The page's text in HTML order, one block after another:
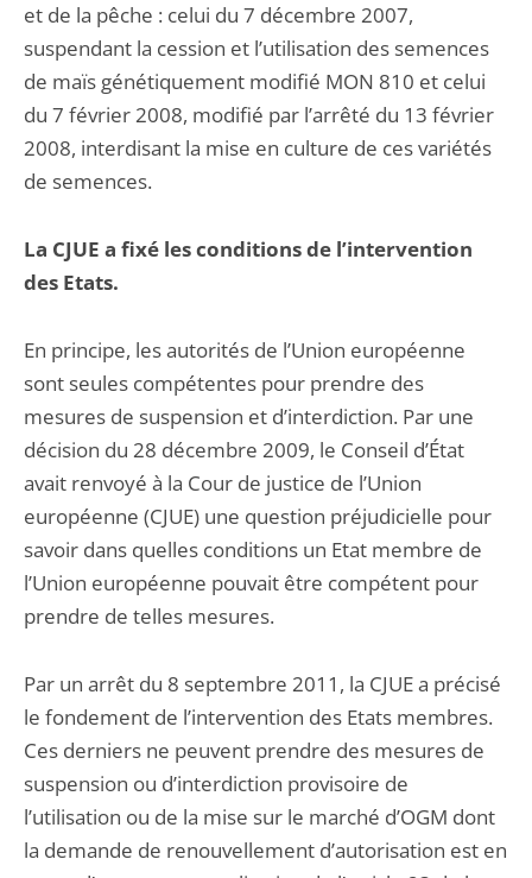
et de la pêche : celui du 7 décembre 2007,
suspendant la cession et l’utilisation des semences
de maïs génétiquement modifié MON 810 et celui
du 7 février 2008, modifié par l’arrêté du 13 février
2008, interdisant la mise en culture de ces variétés
de semences.
La CJUE a fixé les conditions de l’intervention
des Etats.
En principe, les autorités de l’Union européenne
sont seules compétentes pour prendre des
mesures de suspension et d’interdiction. Par une
décision du 28 décembre 2009, le Conseil d’État
avait renvoyé à la Cour de justice de l’Union
européenne (CJUE) une question préjudicielle pour
savoir dans quelles conditions un Etat membre de
l’Union européenne pouvait être compétent pour
prendre de telles mesures.
Par un arrêt du 8 septembre 2011, la CJUE a précisé
le fondement de l’intervention des Etats membres.
Ces derniers ne peuvent prendre des mesures de
suspension ou d’interdiction provisoire de
l’utilisation ou de la mise sur le marché d’OGM dont
la demande de renouvellement d’autorisation est en